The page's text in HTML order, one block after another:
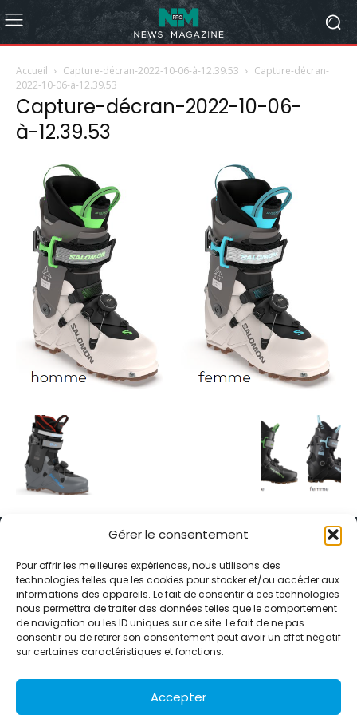
Gérer le consentement
Pour offrir les meilleures expériences, nous utilisons des
technologies telles que les cookies pour stocker et/ou accéder aux
informations des appareils. Le fait de consentir à ces technologies
nous permettra de traiter des données telles que le comportement
de navigation ou les ID uniques sur ce site. Le fait de ne pas
consentir ou de retirer son consentement peut avoir un effet négatif
sur certaines caractéristiques et fonctions.
Accepter
Accueil Capture-décran-2022-10-06-à-12.39.53
Capture-décran-
2022-10-06-à-12.39.53
Capture-décran-2022-10-06-
à-12.39.53
Alternative Média est une agence de relations presse et de
relations publiques basée à Grenoble. Depuis 1995, elle conçoit et
pilote des stratégies de visibilité en France et à l’international
grâce à un réseau d’agences partenaires.